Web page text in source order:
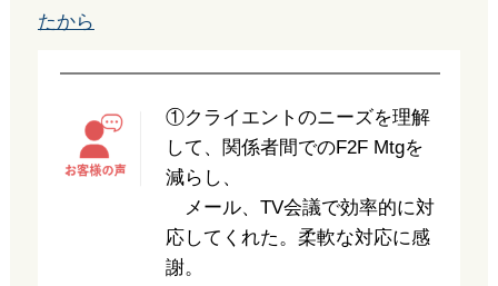
たから
①クライエントのニーズを理解
して、関係者間でのF2F Mtgを
減らし、
メール、TV会議で効率的に対
応してくれた。柔軟な対応に感
謝。